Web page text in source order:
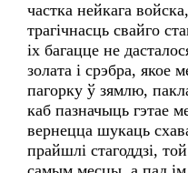
частка нейкага
трагічнасць свайго
іх багацце не
золата і срэбра, якое
пагорку ў зямлю,
каб пазначыць гэтае
вернецца шукаць
прайшлі стагоддзі,